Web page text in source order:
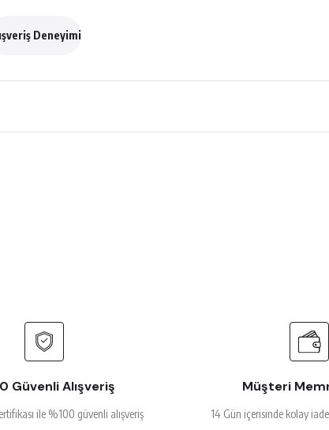
Deneyimi
Güvenli Alışveriş
ile %100 güvenli alışveriş
Müşteri
14 Gün içerisinde kolay